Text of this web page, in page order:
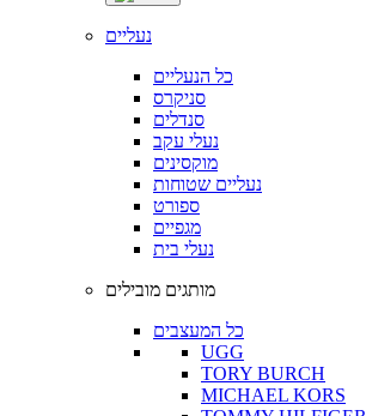
נעליים
כל הנעליים
סניקרס
סנדלים
נעלי עקב
מוקסינים
נעליים שטוחות
ספורט
מגפיים
נעלי בית
מותגים מובילים
כל המעצבים
UGG
TORY BURCH
MICHAEL KORS